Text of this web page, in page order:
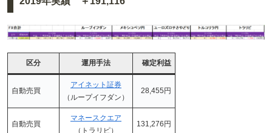
区分 運用手法 確定利益
自動売買
アイネット証券
（ループイフダン）
28,455円
自動売買
マネースクエア
（トラリピ）
131,276円